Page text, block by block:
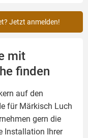
Jetzt anmelden!
mit
finden
auf den
für Märkisch Luch
gern die
Installation Ihrer